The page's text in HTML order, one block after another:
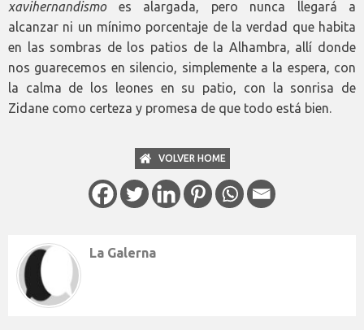
xavihernandismoes alargada, pero nunca llegará a
alcanzar ni un mínimo porcentaje de la verdad que habita
en las sombras de los patios de la Alhambra, allí donde
nos guarecemos en silencio, simplemente a la espera, con
la calma de los leones en su patio, con la sonrisa de
Zidane como certeza y promesa de que todo está bien.
VOLVER HOME
La Galerna